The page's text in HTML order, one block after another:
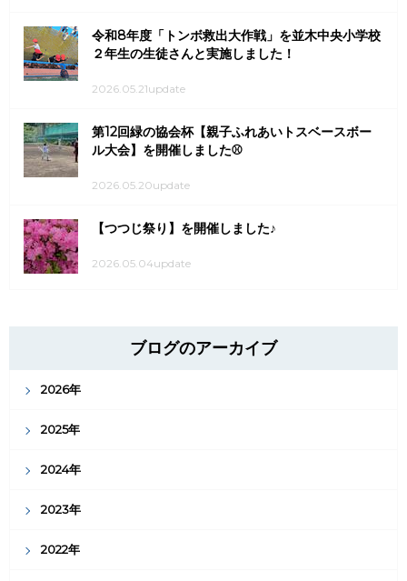
令和8年度「トンボ救出大作戦」を並木中央小学校
２年生の生徒さんと実施しました！
2026.05.21update
第12回緑の協会杯【親子ふれあいトスベースボー
ル大会】を開催しました⚾
2026.05.20update
【つつじ祭り】を開催しました♪
2026.05.04update
ブログのアーカイブ
2026年
2025年
2024年
2023年
2022年